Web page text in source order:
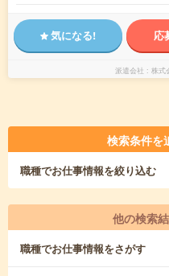
気になる! 応
派遣会社 株式
検索条件を
職種でお仕事情報を絞り込む
他の検索
職種でお仕事情報をさがす